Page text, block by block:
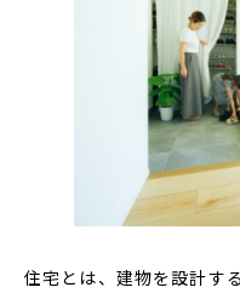
住宅とは、建物を設計す